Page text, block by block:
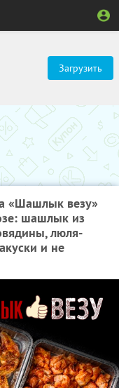
Загрузить
«Шашлык везу»
шашлык из
люля-
и не